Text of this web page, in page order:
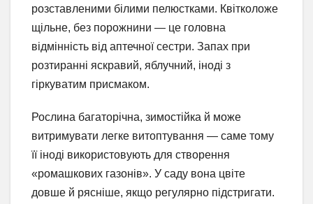
розставленими білими пелюстками. Квітколоже
щільне, без порожнини — це головна
відмінність від аптечної сестри. Запах при
розтиранні яскравий, яблучний, іноді з
гіркуватим присмаком.
Рослина багаторічна, зимостійка й може
витримувати легке витоптування — саме тому
її іноді використовують для створення
«ромашкових газонів». У саду вона цвіте
довше й рясніше, якщо регулярно підстригати.